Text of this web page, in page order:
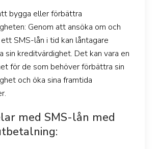
bygga eller förbättra
Genom att ansöka om och
SMS-lån i tid kan låntagare
sin kreditvärdighet. Det kan vara en
för de som behöver förbättra sin
och öka sina framtida
med SMS-lån med